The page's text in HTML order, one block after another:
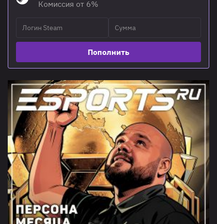
Комиссия от 6%
Пополнить